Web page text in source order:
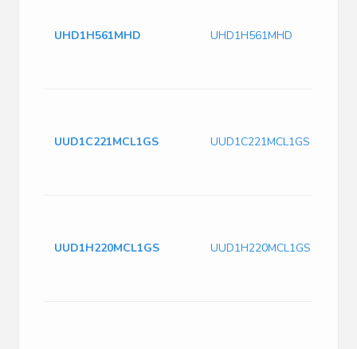
UHD1H561MHD UHD1H561MHD
UUD1C221MCL1GS UUD1C221MCL1GS
UUD1H220MCL1GS UUD1H220MCL1GS